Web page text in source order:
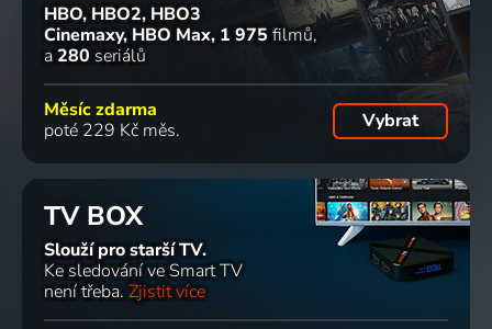
HBO, HBO2, HBO3
Cinemaxy, HBO Max 1 975 filmů
a 280 seriálů
Měsíc zdarma
poté 229 Kč měs.
Vybrat
TV BOX
Slouží pro starší TV.
Ke sledování ve Smart TV
není třeba. Zjistit více